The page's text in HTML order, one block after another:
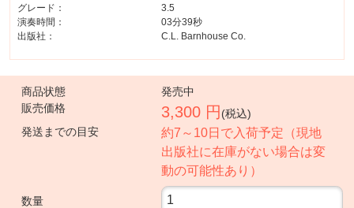
グレード：
3.5
演奏時間：
03分39秒
出版社：
C.L. Barnhouse Co.
商品状態
発売中
販売価格
3,300 円(税込)
発送までの目安
約7～10日で入荷予定（現地
出版社に在庫がない場合は変
動の可能性あり）
数量